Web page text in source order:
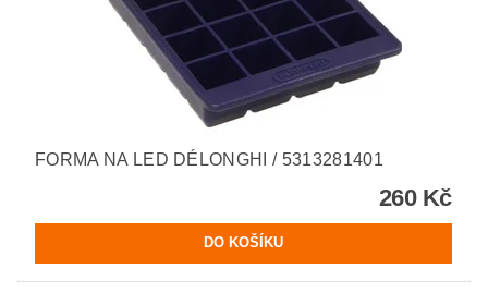
FORMA NA LED DÉLONGHI / 5313281401
260 Kč